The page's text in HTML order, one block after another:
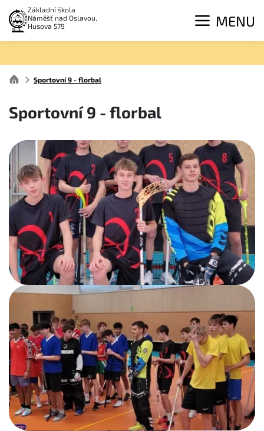
Základní škola
Náměšť nad Oslavou,
Husova 579
MENU
Sportovní 9 - florbal
Sportovní 9 - florbal